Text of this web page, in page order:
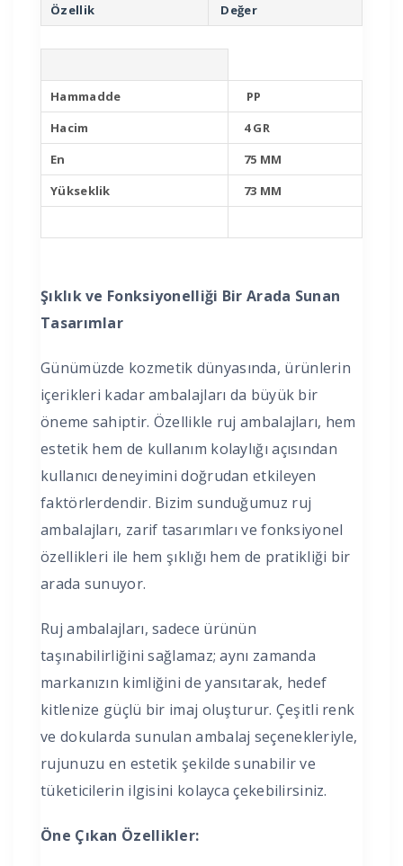
Özellik Değer
Hammadde
PP
Hacim
4 GR
En
75 MM
Yükseklik
73 MM
Şıklık ve Fonksiyonelliği Bir Arada Sunan
Tasarımlar
Günümüzde kozmetik dünyasında, ürünlerin
içerikleri kadar ambalajları da büyük bir
öneme sahiptir. Özellikle ruj ambalajları, hem
estetik hem de kullanım kolaylığı açısından
kullanıcı deneyimini doğrudan etkileyen
faktörlerdendir. Bizim sunduğumuz ruj
ambalajları, zarif tasarımları ve fonksiyonel
özellikleri ile hem şıklığı hem de pratikliği bir
arada sunuyor.
Ruj ambalajları, sadece ürünün
taşınabilirliğini sağlamaz; aynı zamanda
markanızın kimliğini de yansıtarak, hedef
kitlenize güçlü bir imaj oluşturur. Çeşitli renk
ve dokularda sunulan ambalaj seçenekleriyle,
rujunuzu en estetik şekilde sunabilir ve
tüketicilerin ilgisini kolayca çekebilirsiniz.
Öne Çıkan Özellikler: